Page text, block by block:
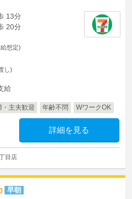
13分
20分
想定)
し)
給
・主夫歓迎 年齢不問 WワークOK
詳細を見る
目店
早朝